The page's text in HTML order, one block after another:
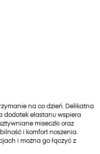
na co dzień. Delikatna
dodatek elastanu wspiera
miseczki oraz
i komfort noszenia.
i można go łączyć z